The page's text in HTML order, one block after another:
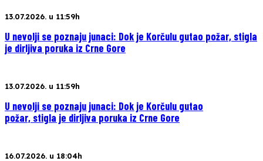
13.07.2026. u 11:59h
U nevolji se poznaju junaci: Dok je Korčulu gutao požar, stigla
je dirljiva poruka iz Crne Gore
13.07.2026. u 11:59h
U nevolji se poznaju junaci: Dok je Korčulu gutao
požar, stigla je dirljiva poruka iz Crne Gore
16.07.2026. u 18:04h